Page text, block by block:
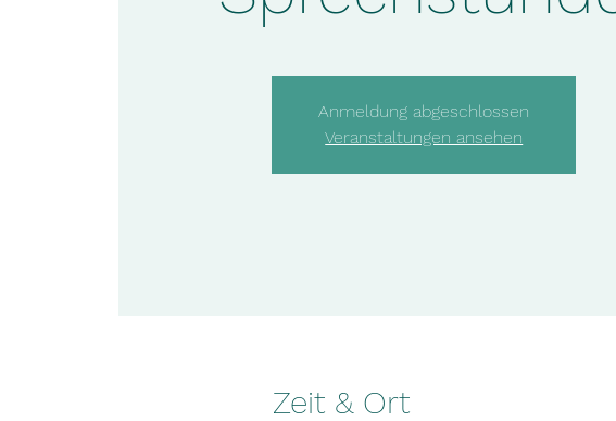
Anmeldung abgeschlossen
Veranstaltungen ansehen
Zeit & Ort